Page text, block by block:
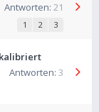
Antworten: 21
1 2 3
Antworten: 3